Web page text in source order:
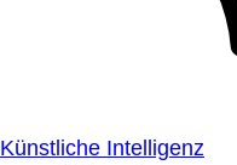
Künstliche Intelligenz